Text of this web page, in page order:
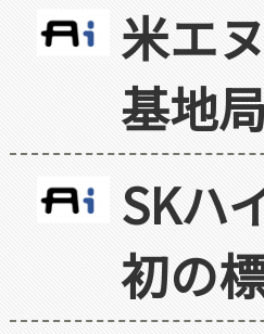
米エ
基地
SKハ
初の